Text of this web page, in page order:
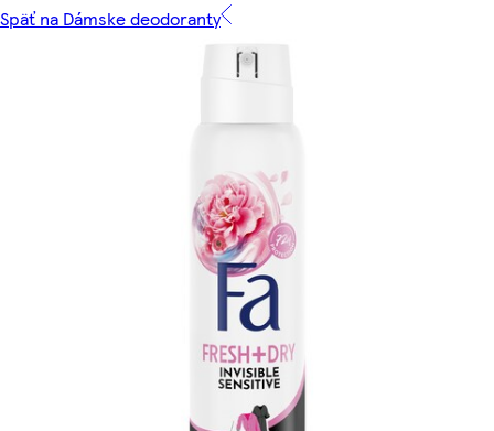
Späť na Dámske deodoranty